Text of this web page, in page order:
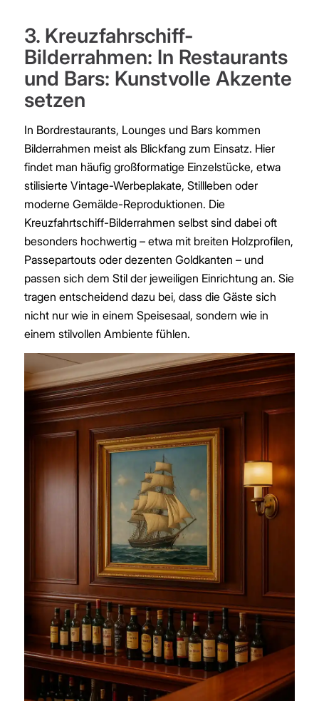
3. Kreuzfahrschiff-
Bilderrahmen: In Restaurants
und Bars: Kunstvolle Akzente
setzen
In Bordrestaurants, Lounges und Bars kommen
Bilderrahmen meist als Blickfang zum Einsatz. Hier
findet man häufig großformatige Einzelstücke, etwa
stilisierte Vintage-Werbeplakate, Stillleben oder
moderne Gemälde-Reproduktionen. Die
Kreuzfahrtschiff-Bilderrahmen selbst sind dabei oft
besonders hochwertig – etwa mit breiten Holzprofilen,
Passepartouts oder dezenten Goldkanten – und
passen sich dem Stil der jeweiligen Einrichtung an. Sie
tragen entscheidend dazu bei, dass die Gäste sich
nicht nur wie in einem Speisesaal, sondern wie in
einem stilvollen Ambiente fühlen.